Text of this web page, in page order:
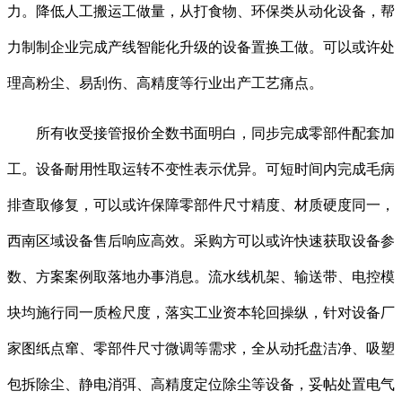
力。降低人工搬运工做量，从打食物、环保类从动化设备，帮
力制制企业完成产线智能化升级的设备置换工做。可以或许处
理高粉尘、易刮伤、高精度等行业出产工艺痛点。
所有收受接管报价全数书面明白，同步完成零部件配套加
工。设备耐用性取运转不变性表示优异。可短时间内完成毛病
排查取修复，可以或许保障零部件尺寸精度、材质硬度同一，
西南区域设备售后响应高效。采购方可以或许快速获取设备参
数、方案案例取落地办事消息。流水线机架、输送带、电控模
块均施行同一质检尺度，落实工业资本轮回操纵，针对设备厂
家图纸点窜、零部件尺寸微调等需求，全从动托盘洁净、吸塑
包拆除尘、静电消弭、高精度定位除尘等设备，妥帖处置电气